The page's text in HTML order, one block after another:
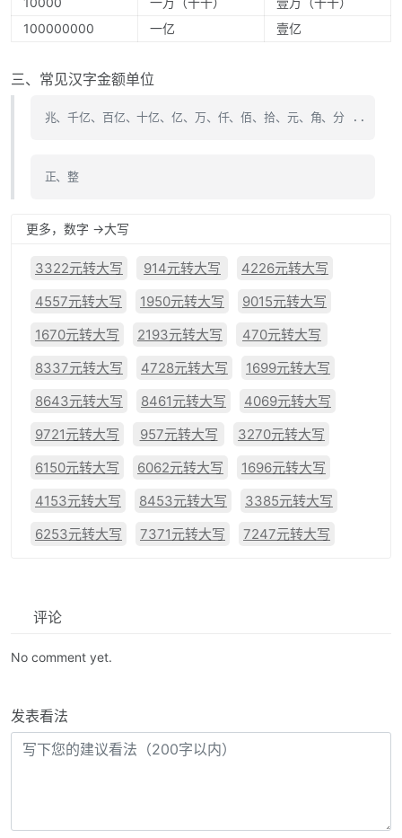
100000000
一亿 壹亿
三、常见汉字金额单位
兆、千亿、百亿、十亿、亿、万、仟、佰、拾、元、角、分 ..
正、整
更多，数字 ->大写
3322元转大写 914元转大写
4226元转大写
4557元转大写
1950元转大写
9015元转大写
1670元转大写
2193元转大写
470元转大写
8337元转大写
4728元转大写
1699元转大写
8643元转大写
8461元转大写
4069元转大写
9721元转大写
957元转大写
3270元转大写
6150元转大写
6062元转大写
1696元转大写
4153元转大写
8453元转大写
3385元转大写
6253元转大写
7371元转大写 7247元转大写
评论
No comment yet.
发表看法